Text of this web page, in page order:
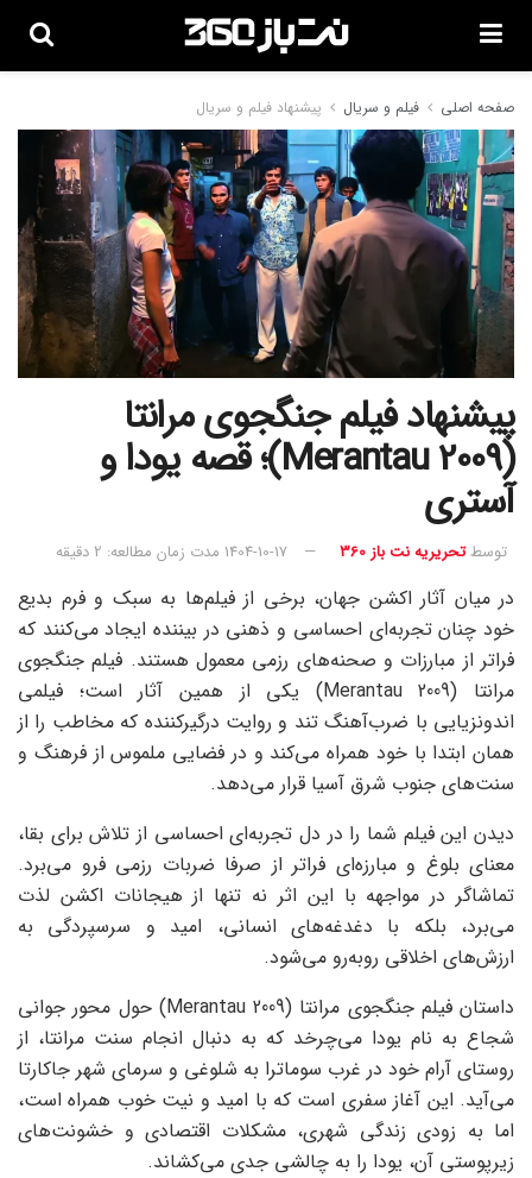
صفحه اصلی فیلم و سریال پیشنهاد فیلم و سریال
پیشنهاد فیلم جنگجوی مرانتا
(Merantau 2009)؛ قصه یودا و
آستری
توسطتحریریه نت باز 360 1404-10-17 مدت زمان مطالعه: 2 دقیقه
در میان آثار اکشن جهان، برخی از فیلم‌ها به سبک و فرم بدیع
خود چنان تجربه‌ای احساسی و ذهنی در بیننده ایجاد می‌کنند که
فراتر از مبارزات و صحنه‌های رزمی معمول هستند. فیلم جنگجوی
مرانتا (Merantau 2009) یکی از همین آثار است؛ فیلمی
اندونزیایی با ضرب‌آهنگ تند و روایت درگیرکننده که مخاطب را از
همان ابتدا با خود همراه می‌کند و در فضایی ملموس از فرهنگ و
سنت‌های جنوب شرق آسیا قرار می‌دهد.
دیدن این فیلم شما را در دل تجربه‌ای احساسی از تلاش برای بقا،
معنای بلوغ و مبارزه‌ای فراتر از صرفا ضربات رزمی فرو می‌برد.
تماشاگر در مواجهه با این اثر نه تنها از هیجانات اکشن لذت
می‌برد، بلکه با دغدغه‌های انسانی، امید و سرسپردگی به
ارزش‌های اخلاقی روبه‌رو می‌شود.
داستان فیلم جنگجوی مرانتا (Merantau 2009) حول محور جوانی
شجاع به نام یودا می‌چرخد که به دنبال انجام سنت مرانتا، از
روستای آرام خود در غرب سوماترا به شلوغی و سرمای شهر جاکارتا
می‌آید. این آغاز سفری است که با امید و نیت خوب همراه است،
اما به زودی زندگی شهری، مشکلات اقتصادی و خشونت‌های
زیرپوستی آن، یودا را به چالشی جدی می‌کشاند.